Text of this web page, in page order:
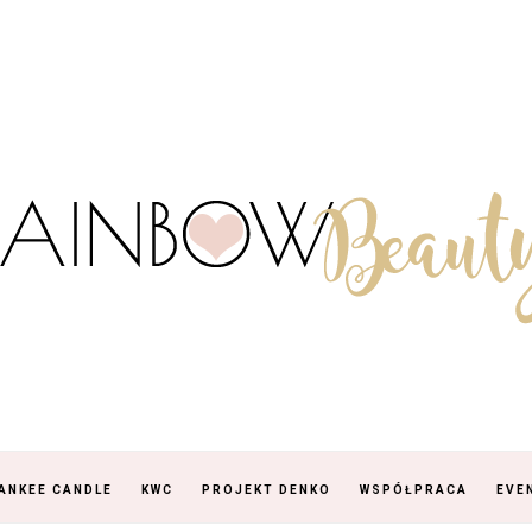
CANDLE KWC PROJEKT DENKO WSPÓŁPRACA